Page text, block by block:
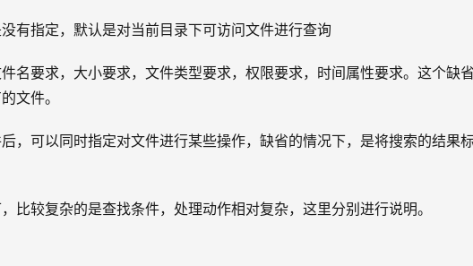
有指定，默认是对当前目录下可访问文件进行查询
名要求，大小要求，文件类型要求，权限要求，时间属性要求。这个缺
文件。
，可以同时指定对文件进行某些操作，缺省的情况下，是将搜索的结果
比较复杂的是查找条件，处理动作相对复杂，这里分别进行说明。